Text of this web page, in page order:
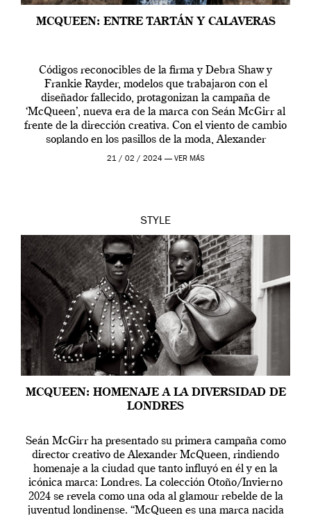
MCQUEEN: ENTRE TARTÁN Y CALAVERAS
Códigos reconocibles de la firma y Debra Shaw y
Frankie Rayder, modelos que trabajaron con el
diseñador fallecido, protagonizan la campaña de
‘McQueen’, nueva era de la marca con Seán McGirr al
frente de la dirección creativa. Con el viento de cambio
soplando en los pasillos de la moda, Alexander
McQueen se prepara para una […]
21 / 02 / 2024 — VER MÁS
STYLE
MCQUEEN: HOMENAJE A LA DIVERSIDAD DE
LONDRES
Seán McGirr ha presentado su primera campaña como
director creativo de Alexander McQueen, rindiendo
homenaje a la ciudad que tanto influyó en él y en la
icónica marca: Londres. La colección Otoño/Invierno
2024 se revela como una oda al glamour rebelde de la
juventud londinense. “McQueen es una marca nacida